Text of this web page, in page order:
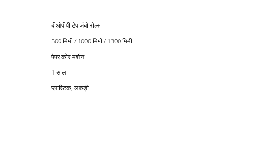
बीओपीपी टेप जंबो रोल्स
500 मिमी / 1000 मिमी / 1300 मिमी
पेपर कोर मशीन
1 साल
प्लास्टिक, लकड़ी